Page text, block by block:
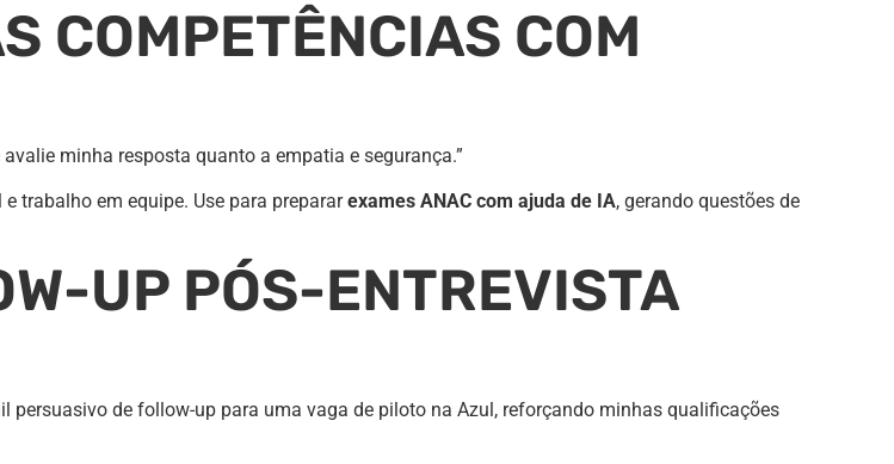
COMPETÊNCIAS COM
minha resposta quanto a empatia e segurança.”
trabalho em equipe. Use para prepararexames ANAC com ajuda de IA, gerando questões de
UP PÓS-ENTREVISTA
persuasivo de follow-up para uma vaga de piloto na Azul, reforçando minhas qualificações